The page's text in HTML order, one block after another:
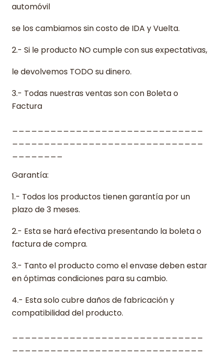
automóvil
se los cambiamos sin costo de IDA y Vuelta.
2.- Si le producto NO cumple con sus expectativas,
le devolvemos TODO su dinero.
3.- Todas nuestras ventas son con Boleta o
Factura
Garantía:
1.- Todos los productos tienen garantía por un
plazo de 3 meses.
2.- Esta se hará efectiva presentando la boleta o
factura de compra.
3.- Tanto el producto como el envase deben estar
en óptimas condiciones para su cambio.
4.- Esta solo cubre daños de fabricación y
compatibilidad del producto.